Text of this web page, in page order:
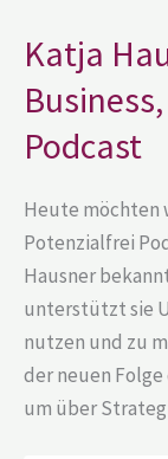
Katja
Podcast
Heute möchten
Potenzialfrei
Hausner
unterstützt sie
nutzen und zu
der neuen
um über